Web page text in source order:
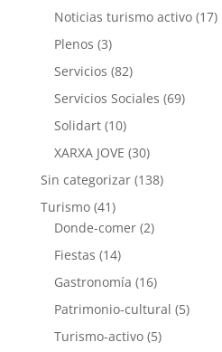
Noticias turismo activo(17)
Plenos (3)
Servicios (82)
Servicios Sociales (69)
Solidart(10)
XARXA JOVE (30)
Sin categorizar(138)
Turismo(41)
Donde-comer(2)
Fiestas (14)
Gastronomía (16)
Patrimonio-cultural (5)
Turismo-activo(5)